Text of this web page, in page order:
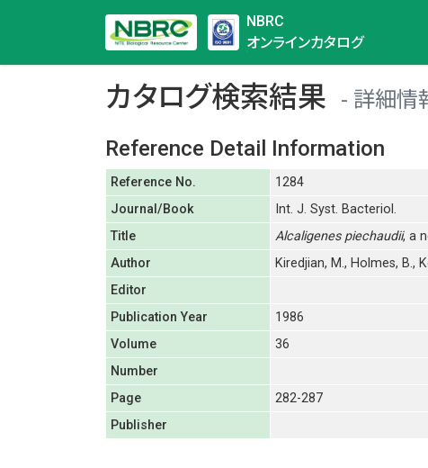
NBRC
オンラインカタログ
カタログ検索結果
詳細情
Reference Detail Information
Reference No.
1284
Journal/Book
Int. J. Syst. Bacteriol.
Title
Alcaligenes piechaudii, a
Author
Kiredjian, M., Holmes, B.,
Editor
Publication Year
1986
Volume
36
Number
Page
282-287
Publisher